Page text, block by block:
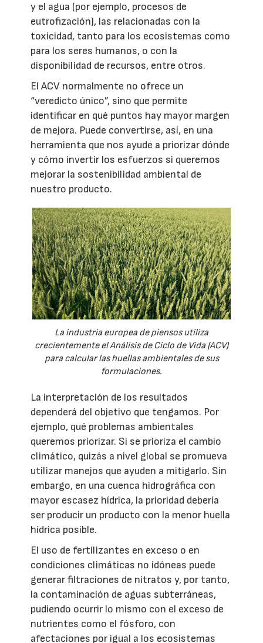
y el agua (por ejemplo, procesos de
eutrofización), las relacionadas con la
toxicidad, tanto para los ecosistemas como
para los seres humanos, o con la
disponibilidad de recursos, entre otros.
El ACV normalmente no ofrece un
“veredicto único”, sino que permite
identificar en qué puntos hay mayor margen
de mejora. Puede convertirse, así, en una
herramienta que nos ayude a priorizar dónde
y cómo invertir los esfuerzos si queremos
mejorar la sostenibilidad ambiental de
nuestro producto.
La industria europea de piensos utiliza
crecientemente el Análisis de Ciclo de Vida (ACV)
para calcular las huellas ambientales de sus
formulaciones.
La interpretación de los resultados
dependerá del objetivo que tengamos. Por
ejemplo, qué problemas ambientales
queremos priorizar. Si se prioriza el cambio
climático, quizás a nivel global se promueva
utilizar manejos que ayuden a mitigarlo. Sin
embargo, en una cuenca hidrográfica con
mayor escasez hídrica, la prioridad debería
ser producir un producto con la menor huella
hídrica posible.
El uso de fertilizantes en exceso o en
condiciones climáticas no idóneas puede
generar filtraciones de nitratos y, por tanto,
la contaminación de aguas subterráneas,
pudiendo ocurrir lo mismo con el exceso de
nutrientes como el fósforo, con
afectaciones por igual a los ecosistemas